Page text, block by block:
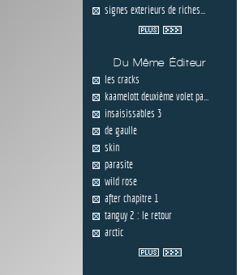
signes exterieurs de riches...
Du Même Éditeur
les cracks
kaamelott deuxième volet pa...
insaisissables 3
de gaulle
skin
parasite
wild rose
after chapitre 1
tanguy 2 : le retour
arctic